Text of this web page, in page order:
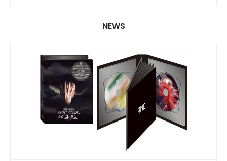
NEWS